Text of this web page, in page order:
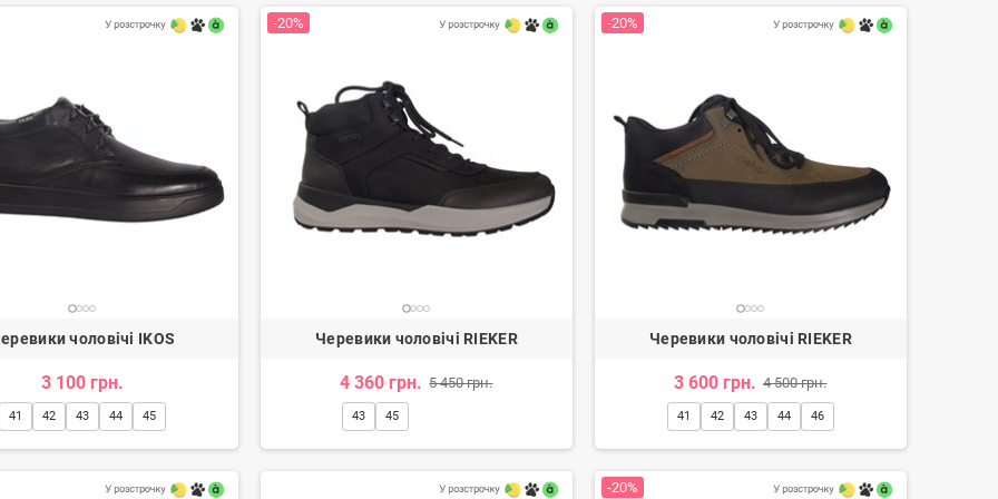
Балетки жіночі Балетки жіночі
чоловічі IKOS
3 100 грн.
41 42 43 44 45
-20%
Черевики чоловічі RIEKER
4 360 грн. 5 450 грн.
43 45
-20%
Черевики чоловічі RIEKER
3 600 грн. 4 500 грн.
41 42 43 44 46
-20%